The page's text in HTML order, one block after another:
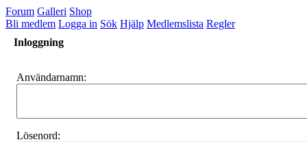
Forum Galleri Shop
Bli medlem Logga in Sök Hjälp Medlemslista Regler
Inloggning
Användarnamn:
Lösenord: